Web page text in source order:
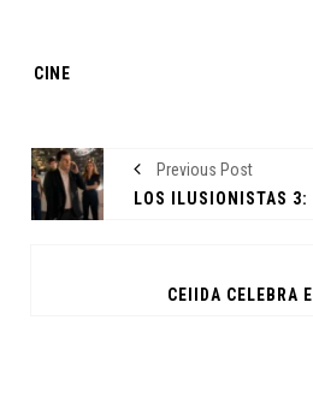
Tags:
CINE
Previous Post